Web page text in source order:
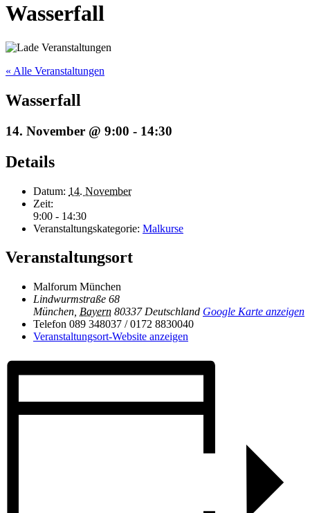
Wasserfall
« Alle Veranstaltungen
Wasserfall
14. November @ 9:00 - 14:30
Details
Datum: 14. November
Zeit:
9:00 - 14:30
Veranstaltungskategorie: Malkurse
Veranstaltungsort
Malforum München
Lindwurmstraße 68
München Bayern 80337 Deutschland Google Karte anzeigen
Telefon 089 348037 / 0172 8830040
Veranstaltungsort-Website anzeigen